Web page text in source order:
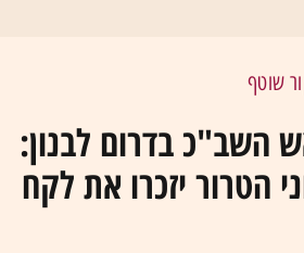
שוטף
השב"כ בדרום לבנון:
הטרור יזכרו את לקח